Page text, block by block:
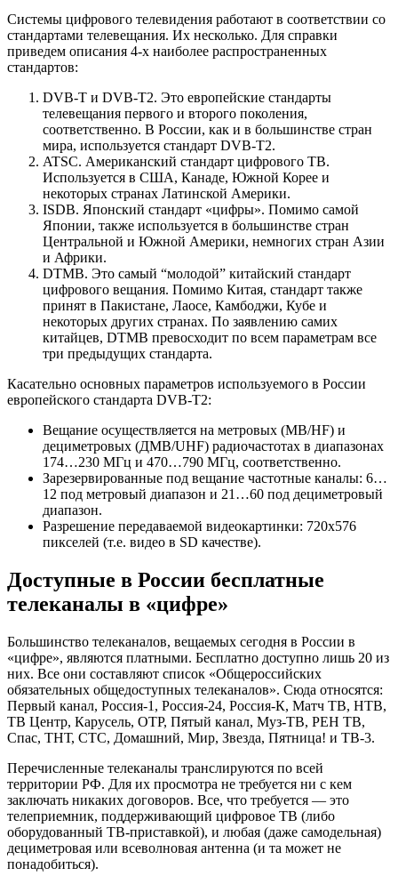
Системы цифрового телевидения работают в соответствии со
стандартами телевещания. Их несколько. Для справки
приведем описания 4-х наиболее распространенных
стандартов:
DVB-T и DVB-T2. Это европейские стандарты
телевещания первого и второго поколения,
соответственно. В России, как и в большинстве стран
мира, используется стандарт DVB-T2.
ATSC. Американский стандарт цифрового ТВ.
Используется в США, Канаде, Южной Корее и
некоторых странах Латинской Америки.
ISDB. Японский стандарт «цифры». Помимо самой
Японии, также используется в большинстве стран
Центральной и Южной Америки, немногих стран Азии
и Африки.
DTMB. Это самый “молодой” китайский стандарт
цифрового вещания. Помимо Китая, стандарт также
принят в Пакистане, Лаосе, Камбоджи, Кубе и
некоторых других странах. По заявлению самих
китайцев, DTMB превосходит по всем параметрам все
три предыдущих стандарта.
Касательно основных параметров используемого в России
европейского стандарта DVB-T2:
Вещание осуществляется на метровых (МВ/HF) и
дециметровых (ДМВ/UHF) радиочастотах в диапазонах
174…230 МГц и 470…790 МГц, соответственно.
Зарезервированные под вещание частотные каналы: 6…
12 под метровый диапазон и 21…60 под дециметровый
диапазон.
Разрешение передаваемой видеокартинки: 720х576
пикселей (т.е. видео в SD качестве).
Доступные в России бесплатные
телеканалы в «цифре»
Большинство телеканалов, вещаемых сегодня в России в
«цифре», являются платными. Бесплатно доступно лишь 20 из
них. Все они составляют список «Общероссийских
обязательных общедоступных телеканалов». Сюда относятся:
Первый канал, Россия-1, Россия-24, Россия-К, Матч ТВ, НТВ,
ТВ Центр, Карусель, ОТР, Пятый канал, Муз-ТВ, РЕН ТВ,
Спас, ТНТ, СТС, Домашний, Мир, Звезда, Пятница! и ТВ-3.
Перечисленные телеканалы транслируются по всей
территории РФ. Для их просмотра не требуется ни с кем
заключать никаких договоров. Все, что требуется — это
телеприемник, поддерживающий цифровое ТВ (либо
оборудованный ТВ-приставкой), и любая (даже самодельная)
дециметровая или всеволновая антенна (и та может не
понадобиться).